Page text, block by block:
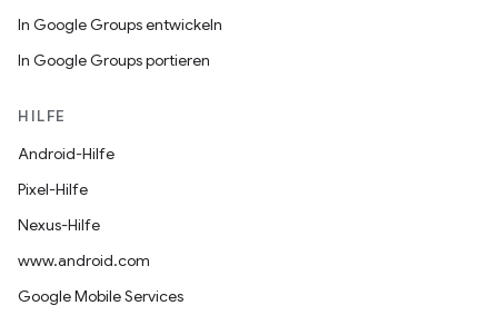
In Google Groups entwickeln
In Google Groups portieren
HILFE
Android-Hilfe
Pixel-Hilfe
Nexus-Hilfe
www.android.com
Google Mobile Services